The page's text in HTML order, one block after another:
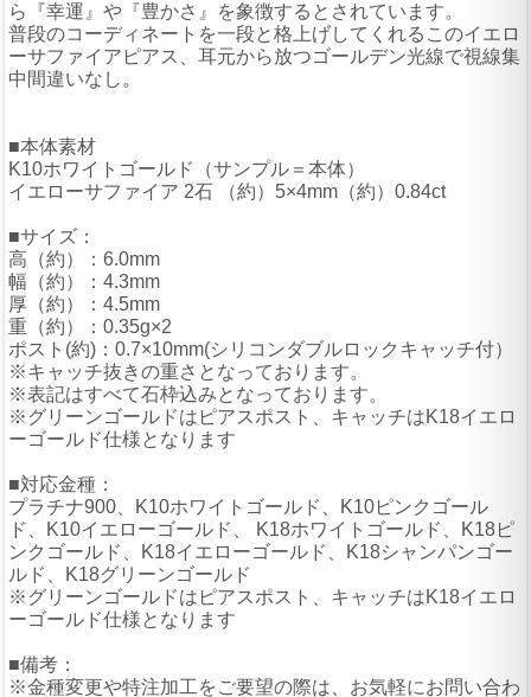
ら『幸運』や『豊かさ』を象徴するとされています。
普段のコーディネートを一段と格上げしてくれるこのイエロ
ーサファイアピアス、耳元から放つゴールデン光線で視線集
中間違いなし。
■本体素材
K10ホワイトゴールド（サンプル＝本体）
イエローサファイア 2石 （約）5×4mm（約）0.84ct
■サイズ：
高（約）：6.0mm
幅（約）：4.3mm
厚（約）：4.5mm
重（約）：0.35g×2
ポスト(約)：0.7×10mm(シリコンダブルロックキャッチ付）
※キャッチ抜きの重さとなっております。
※表記はすべて石枠込みとなっております。
※グリーンゴールドはピアスポスト、キャッチはK18イエロ
ーゴールド仕様となります
■対応金種：
プラチナ900、K10ホワイトゴールド、K10ピンクゴール
ド、K10イエローゴールド、 K18ホワイトゴールド、K18ピ
ンクゴールド、K18イエローゴールド、K18シャンパンゴー
ルド、K18グリーンゴールド
※グリーンゴールドはピアスポスト、キャッチはK18イエロ
ーゴールド仕様となります
■備考：
※金種変更や特注加工をご要望の際は、お気軽にお問い合わ